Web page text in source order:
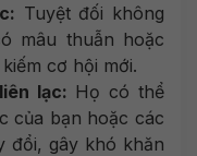
Tuyệt đối không
mâu thuẫn hoặc
cơ hội mới.
lạc: Họ có thể
của bạn hoặc các
đổi, gây khó khăn